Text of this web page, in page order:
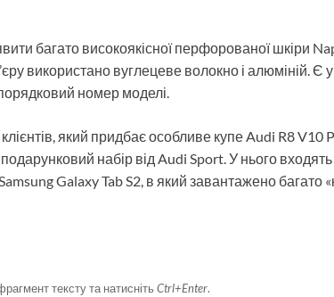
багато високоякісної перфорованої шкіри
використано вуглецеве волокно і алюміній. Є
номер моделі.
який придбає особливе купе Audi R8 V10
набір від Audi Sport. У нього входять
Galaxy Tab S2, в який завантажено багато
тексту та натисніть Ctrl+Enter.